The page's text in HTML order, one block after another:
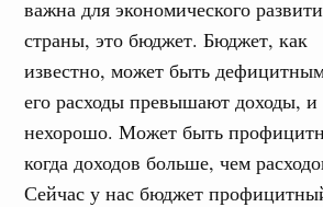
важна для экономического
страны, это бюджет. Бюджет, как
известно, может быть
его расходы превышают доходы, и
нехорошо. Может быть
когда доходов больше, чем
Сейчас у нас бюджет
Атабаком
Порядка 110
в 35 регионах
и технологий